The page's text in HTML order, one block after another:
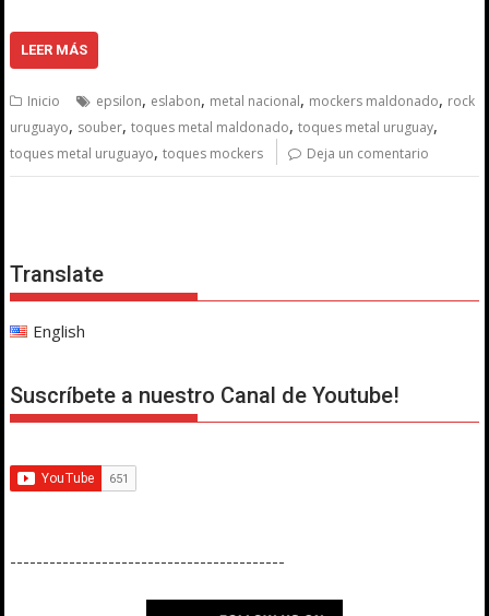
LEER MÁS
Inicio epsilon, eslabon, metal nacional, mockers maldonado, rock
uruguayo, souber,toques metal maldonado,toques metal uruguay,
toques metal uruguayo,toques mockers Deja un comentario
Translate
English
Suscríbete a nuestro Canal de Youtube!
------------------------------------------